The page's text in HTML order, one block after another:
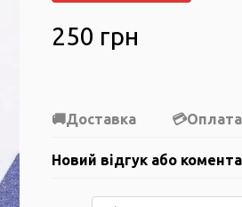
250 грн
Доставка Оплата
Новий відгук або